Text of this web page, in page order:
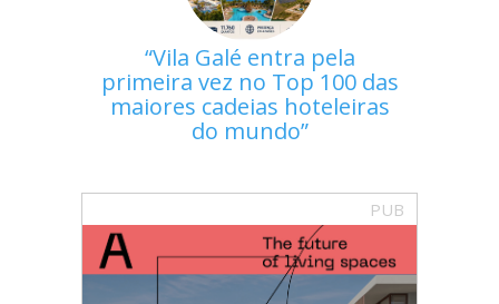
Vila Galé entra pela
primeira vez no Top 100 das
maiores cadeias hoteleiras
do mundo
PUB